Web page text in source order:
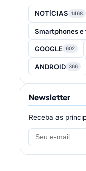
NOTÍCIAS 1468
Smartphones
GOOGLE 602
ANDROID 366
Newsletter
Receba as